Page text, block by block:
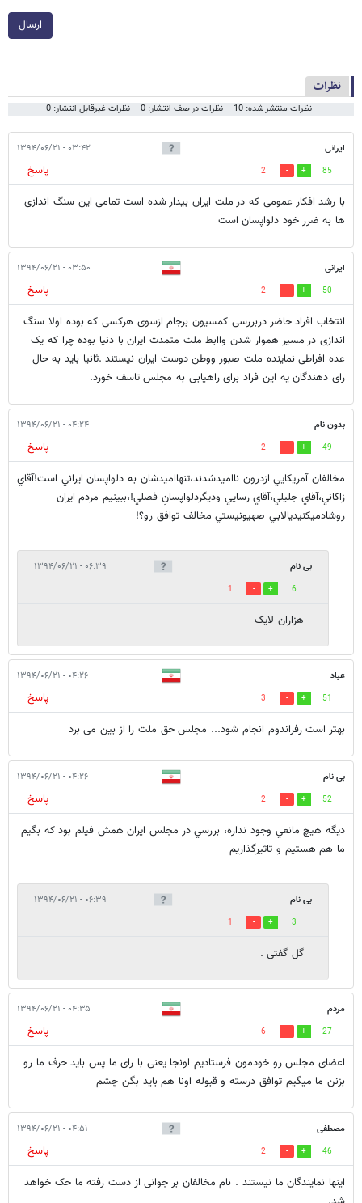
ارسال
نظرات
نظرات منتشر شده: 10 نظرات در صف انتشار: 0 نظرات غیرقابل انتشار: 0
ایرانی ۰۳:۴۲ - ۱۳۹۴/۰۶/۲۱
85
2
پاسخ
با رشد افکار عمومی که در ملت ایران بیدار شده است تمامی این سنگ اندازی
ها به ضرر خود دلواپسان است
ایرانی ۰۳:۵۰ - ۱۳۹۴/۰۶/۲۱
50
2
پاسخ
انتخاب افراد حاضر دربررسی کمسیون برجام ازسوی هرکسی که بوده اولا سنگ
اندازی در مسیر هموار شدن واابط ملت متمدت ایران با دنیا بوده چرا که یک
عده افراطی نماینده ملت صبور ووطن دوست ایران نیستند .ثانیا باید به حال
رای دهندگان یه این فراد برای راهیابی به مجلس تاسف خورد.
بدون نام ۰۴:۲۴ - ۱۳۹۴/۰۶/۲۱
49
2
پاسخ
مخالفان آمريكايي ازدرون نااميدشدند،تنهااميدشان به دلواپسان ايراني است!آقاي
زاكاني،آقاي جليلي،آقاي رسايي وديگردلواپسانِ فصلي!،ببينيم مردم ايران
روشادميكنيديالابي صهيونيستي مخالف توافق رو؟!
بی نام ۰۶:۳۹ - ۱۳۹۴/۰۶/۲۱
6
1
هزاران لایک
عباد ۰۴:۲۶ - ۱۳۹۴/۰۶/۲۱
51
3
پاسخ
بهتر است رفراندوم انجام شود... مجلس حق ملت را از بین می برد
بی نام ۰۴:۲۶ - ۱۳۹۴/۰۶/۲۱
52
2
پاسخ
ديگه هيچ مانعي وجود نداره، بررسي در مجلس ايران همش فيلم بود كه بگيم
ما هم هستيم و تاثيرگذاريم
بی نام ۰۶:۳۹ - ۱۳۹۴/۰۶/۲۱
3
1
گل گفتی .
مردم ۰۴:۳۵ - ۱۳۹۴/۰۶/۲۱
27
6
پاسخ
اعضای مجلس رو خودمون فرستادیم اونجا یعنی با رای ما پس باید حرف ما رو
بزنن ما میگیم توافق درسته و قبوله اونا هم باید بگن چشم
مصطفی ۰۴:۵۱ - ۱۳۹۴/۰۶/۲۱
46
2
پاسخ
اینها نمایندگان ما نیستند . نام مخالفان بر جوانی از دست رفته ما حک خواهد